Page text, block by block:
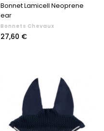
Bonnet Lamicell Neoprene
ear
Bonnets Chevaux
Prix
27,60 €